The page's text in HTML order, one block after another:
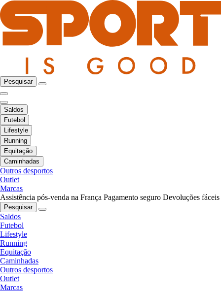
Pesquisar
Saldos
Futebol
Lifestyle
Running
Equitação
Caminhadas
Outros desportos
Outlet
Marcas
Assistência pós-venda na França Pagamento seguro Devoluções fáceis
Pesquisar
Saldos
Futebol
Lifestyle
Running
Equitação
Caminhadas
Outros desportos
Outlet
Marcas